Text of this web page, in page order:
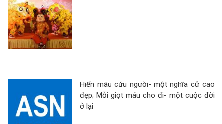
Hiến máu cứu người- một nghĩa cử cao
đẹp; Mỗi giọt máu cho đi- một cuộc đời
ở lại